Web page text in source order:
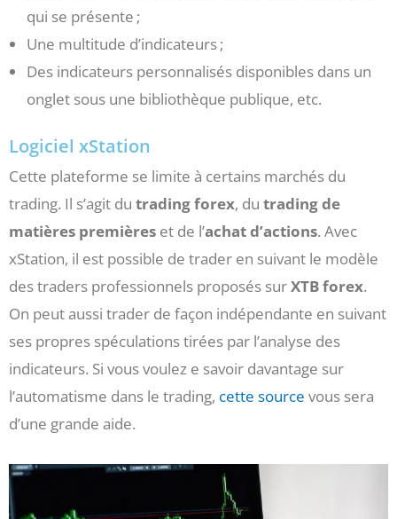
qui se présente ;
Une multitude d’indicateurs ;
Des indicateurs personnalisés disponibles dans un
onglet sous une bibliothèque publique, etc.
Logiciel xStation
Cette plateforme se limite à certains marchés du
trading. Il s’agit du trading forex, du trading de
matières premières et de l’achat d’actions. Avec
xStation, il est possible de trader en suivant le modèle
des traders professionnels proposés surXTB forex.
On peut aussi trader de façon indépendante en suivant
ses propres spéculations tirées par l’analyse des
indicateurs. Si vous voulez e savoir davantage sur
l’automatisme dans le trading, cette source vous sera
d’une grande aide.